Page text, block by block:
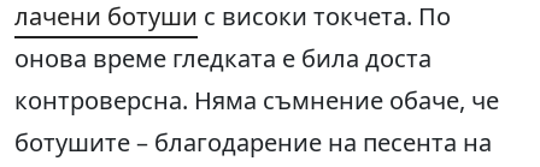
лачени ботуши с високи токчета. По
онова време гледката е била доста
контроверсна. Няма съмнение обаче, че
ботушите – благодарение на песента на